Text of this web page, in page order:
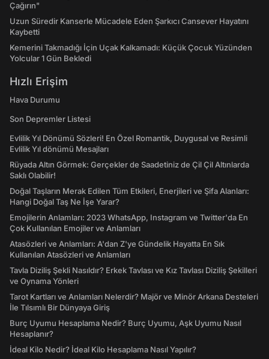
Çağırın"
Uzun Süredir Kanserle Mücadele Eden Şarkıcı Cansever Hayatını
Kaybetti
Kemerini Takmadığı İçin Uçak Kalkamadı: Küçük Çocuk Yüzünden
Yolcular 1 Gün Bekledi
Hızlı Erişim
Hava Durumu
Son Depremler Listesi
Evlilik Yıl Dönümü Sözleri! En Özel Romantik, Duygusal ve Resimli
Evlilik Yıl dönümü Mesajları
Rüyada Altın Görmek: Gerçekler de Saadetiniz de Çil Çil Altınlarda
Saklı Olabilir!
Doğal Taşların Merak Edilen Tüm Etkileri, Enerjileri ve Şifa Alanları:
Hangi Doğal Taş Ne İşe Yarar?
Emojilerin Anlamları: 2023 WhatsApp, Instagram ve Twitter'da En
Çok Kullanılan Emojiler ve Anlamları
Atasözleri ve Anlamları: A'dan Z'ye Gündelik Hayatta En Sık
Kullanılan Atasözleri ve Anlamları
Tavla Diziliş Şekli Nasıldır? Erkek Tavlası ve Kız Tavlası Diziliş Şekilleri
ve Oynama Yönleri
Tarot Kartları ve Anlamları Nelerdir? Majör ve Minör Arkana Desteleri
İle Tılsımlı Bir Dünyaya Giriş
Burç Uyumu Hesaplama Nedir? Burç Uyumu, Aşk Uyumu Nasıl
Hesaplanır?
İdeal Kilo Nedir? İdeal Kilo Hesaplama Nasıl Yapılır?